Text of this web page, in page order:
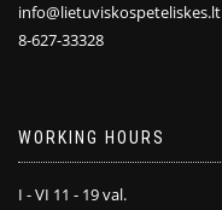
info@lietuviskospeteliskes.lt
8-627-33328
WORKING HOURS
I - VI 11 - 19 val.